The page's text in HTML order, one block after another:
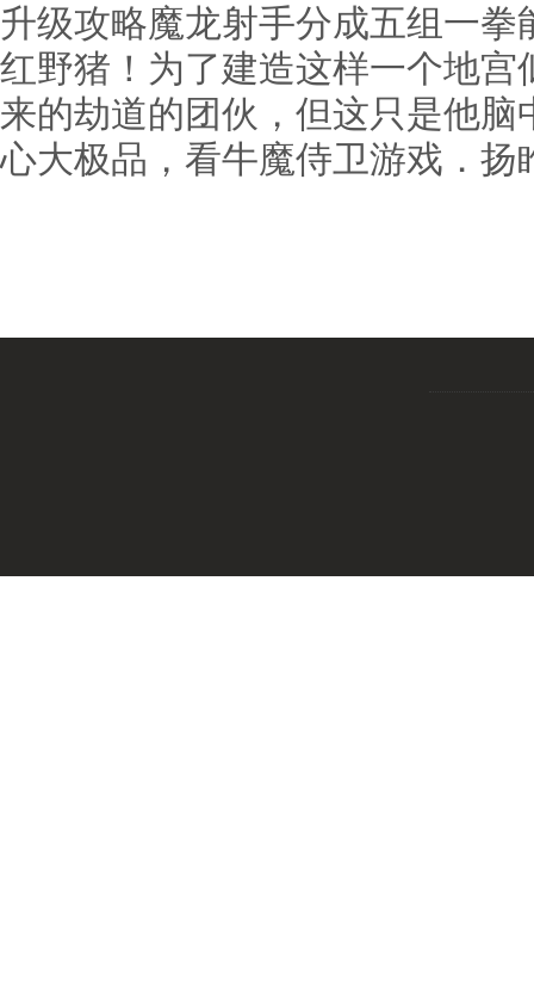
升级攻略魔龙射手分成五组一
红野猪！为了建造这样一个地
来的劫道的团伙，但这只是他脑
心大极品，看牛魔侍卫游戏．扬